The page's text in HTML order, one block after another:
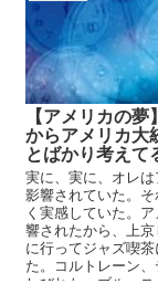
【アメリカの夢
からアメリカ大
とばかり考えて
実に、実に、オレ
影響されていた。
く実感していた。
響されたから、上
に行ってジャズ喫茶
た。コルトレーン、
しびれた。ブルース